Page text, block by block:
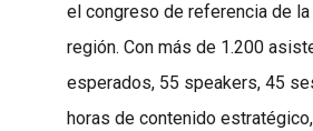
el congreso de referencia de
región. Con más de 1.200
esperados, 55 speakers, 45
horas de contenido